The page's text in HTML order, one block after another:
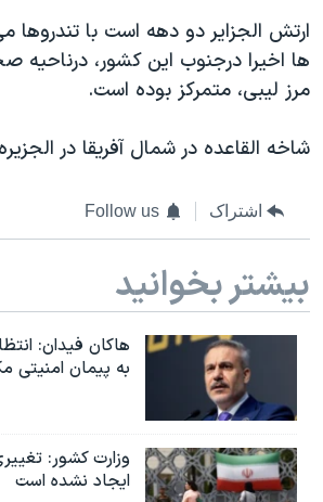
اسرائیل در جنگ
نرگس محمدی برنده جایزه نوبل صلح
همایش محافظه‌کاران آمریکا «سی‌پک»
صفحه‌های ویژه
ارتش الجزایر دو دهه است با تندروها
ها اخیرا درجنوب این کشور، درناحیه
مرز لیبی، متمرکز بوده است.
شاخه القاعده در شمال آفریقا در الجزیره
اشتراک Follow us
بیشتر بخوانید
هاکان فیدان:
به پیمان امنیتی
وزارت کشور:
ایجاد نشده است